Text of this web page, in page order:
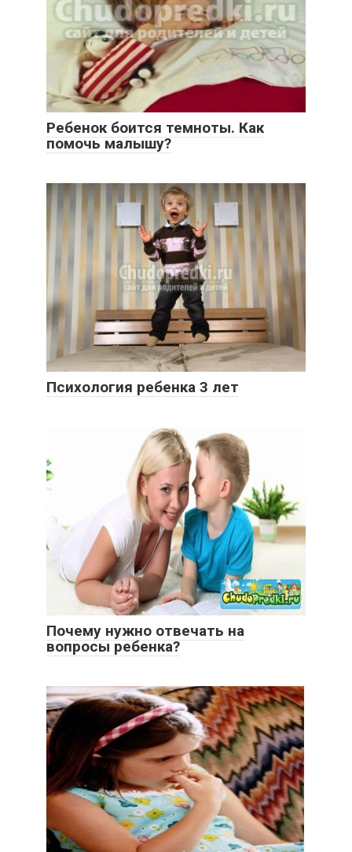
Ребенок боится темноты. Как
помочь малышу?
Психология ребенка 3 лет
Почему нужно отвечать на
вопросы ребенка?